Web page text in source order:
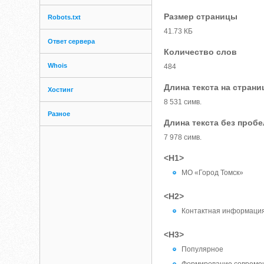
Robots.txt
Ответ сервера
Whois
Хостинг
Разное
Размер страницы
41.73 КБ
Количество слов
484
Длина текста на
8 531 симв.
Длина текста без
7 978 симв.
<H1>
МО «Город Томск»
<H2>
Контактная
<H3>
Популярное